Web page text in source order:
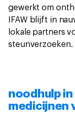
gewerkt om
IFAW blijft in
lokale partners
steunverzoeken.
noodhulp in
medicijnen